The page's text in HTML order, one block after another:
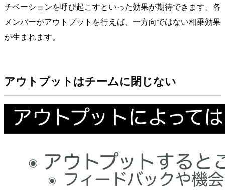
チベーションを呼び起こすといった効果が期待できます。各
メンバーがアウトプットを行えば、一方向ではない相乗効果
が生まれます。
アウトプットはチームに閉じない